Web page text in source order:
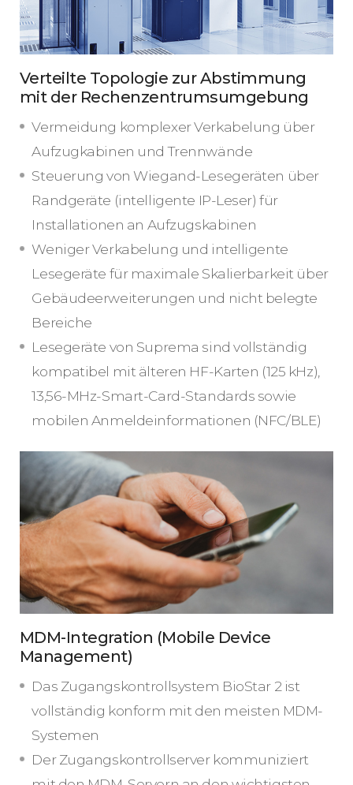
Verteilte Topologie zur Abstimmung
mit der Rechenzentrumsumgebung
Vermeidung komplexer Verkabelung über
Aufzugkabinen und Trennwände
Steuerung von Wiegand-Lesegeräten über
Randgeräte (intelligente IP-Leser) für
Installationen an Aufzugskabinen
Weniger Verkabelung und intelligente
Lesegeräte für maximale Skalierbarkeit über
Gebäudeerweiterungen und nicht belegte
Bereiche
Lesegeräte von Suprema sind vollständig
kompatibel mit älteren HF-Karten (125 kHz),
13,56-MHz-Smart-Card-Standards sowie
mobilen Anmeldeinformationen (NFC/BLE)
MDM-Integration (Mobile Device
Management)
Das Zugangskontrollsystem BioStar 2 ist
vollständig konform mit den meisten MDM-
Systemen
Der Zugangskontrollserver kommuniziert